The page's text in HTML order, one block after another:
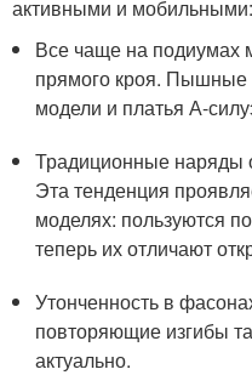
активными и мобильными:
Все чаще на подиумах
прямого кроя. Пышные
модели и платья А-
Традиционные наряды
Эта тенденция
моделях: пользуются
теперь их отличают
Утонченность в
повторяющие изгибы
актуально.